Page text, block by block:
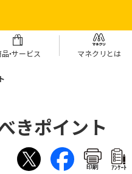
品・サービス マネクリとは
きポイント
印刷 ｱﾝｹｰﾄ